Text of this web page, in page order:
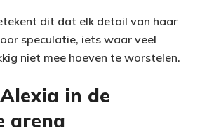
dit dat elk detail van haar
speculatie, iets waar veel
niet mee hoeven te worstelen.
in de
arena